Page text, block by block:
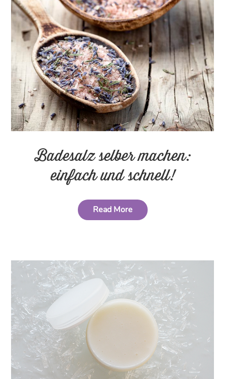
Badesalz selber machen:
einfach und schnell!
Read More